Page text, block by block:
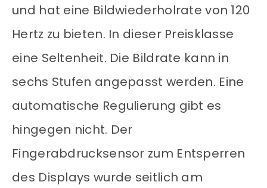
und hat eine Bildwiederholrate von 120
Hertz zu bieten. In dieser Preisklasse
eine Seltenheit. Die Bildrate kann in
sechs Stufen angepasst werden. Eine
automatische Regulierung gibt es
hingegen nicht. Der
Fingerabdrucksensor zum Entsperren
des Displays wurde seitlich am